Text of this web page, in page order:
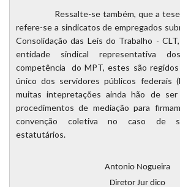
Ressalte-se também, que a tese
refere-se a sindicatos de empregados
Consolidação das Leis do Trabalho -
entidade sindical representativa
competência do MPT, estes são
único dos servidores públicos federais
muitas intepretações ainda hão de
procedimentos de mediação para
convenção coletiva no caso de
estatutários.
AntonioNogueira
Diretor Jur dico